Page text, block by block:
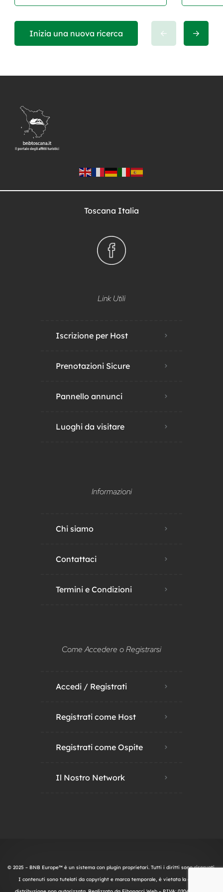
Inizia una nuova ricerca
Toscana Italia
Link Utili
Iscrizione per Host
Prenotazioni Sicure
Pannello annunci
Luoghi da visitare
Informazioni
Chi siamo
Contattaci
Termini e Condizioni
Come Accedere o Registrarsi
Accedi / Registrati
Registrati come Host
Registrati come Ospite
Il Nostro Network
© 2025 – BNB Europe™ è un sistema con plugin proprietari. Tutti i diritti sono riservati.
I contenuti sono tutelati da copyright e marca temporale, è vietata la copia o